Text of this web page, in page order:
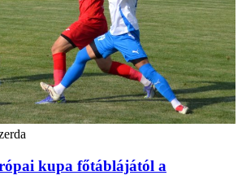
kupa főtáblájától a